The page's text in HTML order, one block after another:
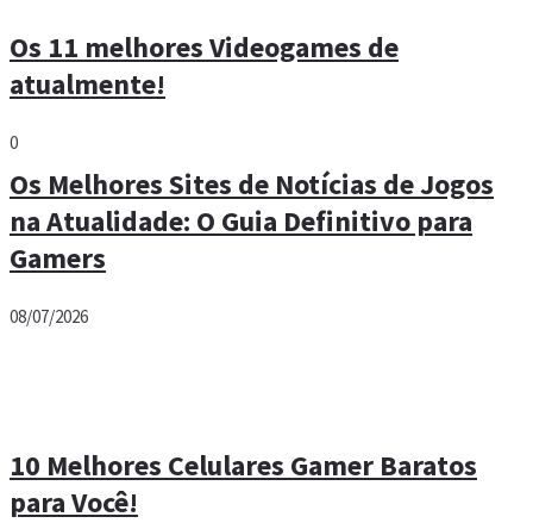
Os 11 melhores Videogames de
atualmente!
0
Os Melhores Sites de Notícias de Jogos
na Atualidade: O Guia Definitivo para
Gamers
08/07/2026
10 Melhores Celulares Gamer Baratos
para Você!